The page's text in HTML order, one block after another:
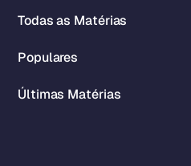
Todas as Matérias
Populares
Últimas Matérias